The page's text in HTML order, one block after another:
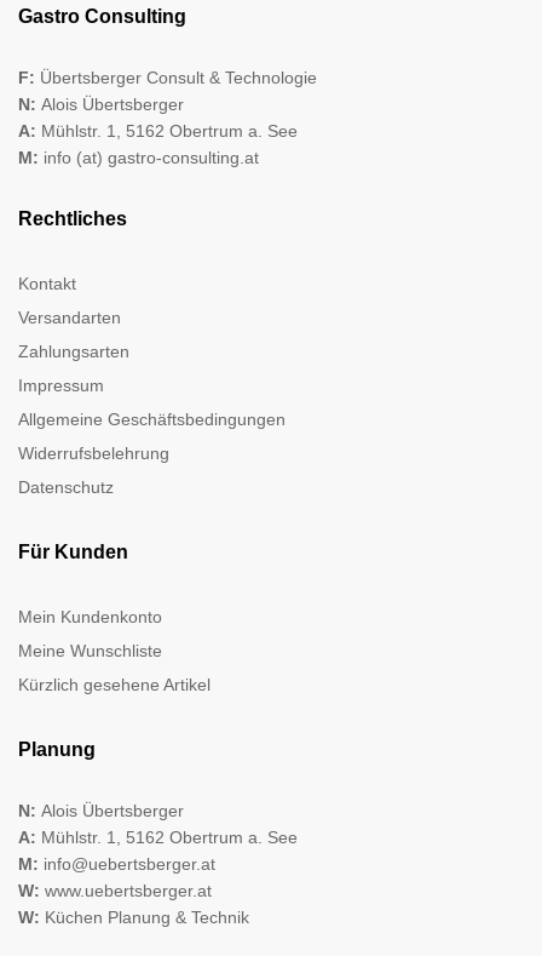
Gastro Consulting
F: Übertsberger Consult & Technologie
N: Alois Übertsberger
A: Mühlstr. 1, 5162 Obertrum a. See
M: info (at) gastro-consulting.at
Rechtliches
Kontakt
Versandarten
Zahlungsarten
Impressum
Allgemeine Geschäftsbedingungen
Widerrufsbelehrung
Datenschutz
Für Kunden
Mein Kundenkonto
Meine Wunschliste
Kürzlich gesehene Artikel
Planung
N: Alois Übertsberger
A: Mühlstr. 1, 5162 Obertrum a. See
M: info@uebertsberger.at
W: www.uebertsberger.at
W: Küchen Planung & Technik